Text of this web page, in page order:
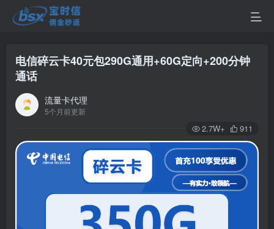
电信碎云卡40元包290G通用+60G定向+200分钟
通话
流量卡代理
5个月前更新
2.7W+ 911